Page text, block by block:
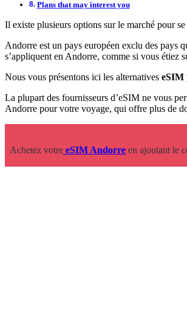
Plans that may interest you
Il existe plusieurs options sur le marché pour
Andorre est un pays européen exclu des pays
s’appliquent en Andorre, comme si vous étiez
Nous vous présentons ici les alternatives eSIM
La plupart des fournisseurs d’eSIM ne vous
Andorre pour votre voyage, qui offre plus de
Achetez votre eSIM Andorre en ajoutant le